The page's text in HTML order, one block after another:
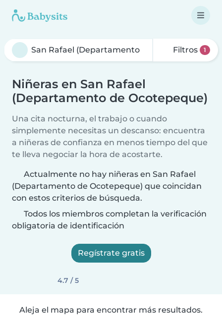
Filtros 1
Niñeras en San Rafael
(Departamento de Ocotepeque)
Una cita nocturna, el trabajo o cuando
simplemente necesitas un descanso: encuentra
a niñeras de confianza en menos tiempo del que
te lleva negociar la hora de acostarte.
Actualmente no hay niñeras en San Rafael
(Departamento de Ocotepeque) que coincidan
con estos criterios de búsqueda.
Todos los miembros completan la verificación
obligatoria de identificación
Regístrate gratis
4.7 / 5
Aleja el mapa para encontrar más resultados.